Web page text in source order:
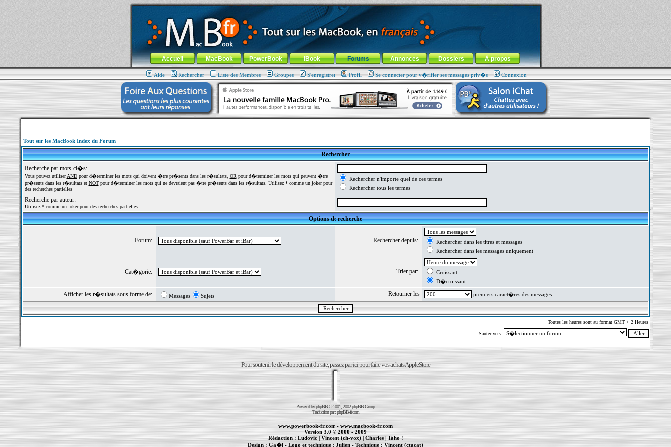
MacBook-fr.com : 100% Apple... 100% nomade !
Aller au contenu-Aller au menu général-Aller au menu de la rubrique
Menu général
Accueil MacBook PowerBook iBook Forums Annonces Dossiers À propos
Aide Rechercher Liste des Membres Groupes S'enregistrer Profil Se connecter pour v�rifier ses messages priv�s Connexion
Tout sur les MacBook Index du Forum
Rechercher
Recherche par mots-cl�s:
Vous pouvez utiliserANDpour d�terminer les mots qui doivent �tre pr�sents dans les r�sultats, OR pour d�terminer les mots qui peuvent �tre
pr�sents dans les r�sultats et NOTpour d�terminer les mots qui ne devraient pas �tre pr�sents dans les r�sultats. Utilisez * comme un joker pour
des recherches partielles
Rechercher n'importe quel de ces termes
Rechercher tous les termes
Recherche par auteur:
Utilisez * comme un joker pour des recherches partielles
Options de recherche
Forum: Rechercher depuis:
Rechercher dans les titres et messages
Rechercher dans les messages uniquement
Cat�gorie: Trier par:
Croissant
D�croissant
Afficher les r�sultats sous forme de: Messages Sujets Retourner les premiers caract�res des messages
Toutes les heures sont au format GMT + 2 Heures
Sauter vers:
Pour soutenir le développement du site, passez par ici pour faire vos achats AppleStore
Powered byphpBB© 2001, 2002 phpBB Group
Traduction par :phpBB-fr.com
www.powerbook-fr.com-www.macbook-fr.com
Version 3.0 © 2000 - 2009
Rédaction :Ludovic| Vincent (ch-vox)|Charles| Taho !
Design : Ga�l - Logo et technique : Julien - Technique :Vincent (ctacat)